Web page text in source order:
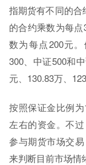
指期货有不同的合
的合约乘数为每
数为每点200元
300、中证500和
元、130.83万、
按照保证金比例
左右的资金。不
参与期货市场交
来判断目前市场情